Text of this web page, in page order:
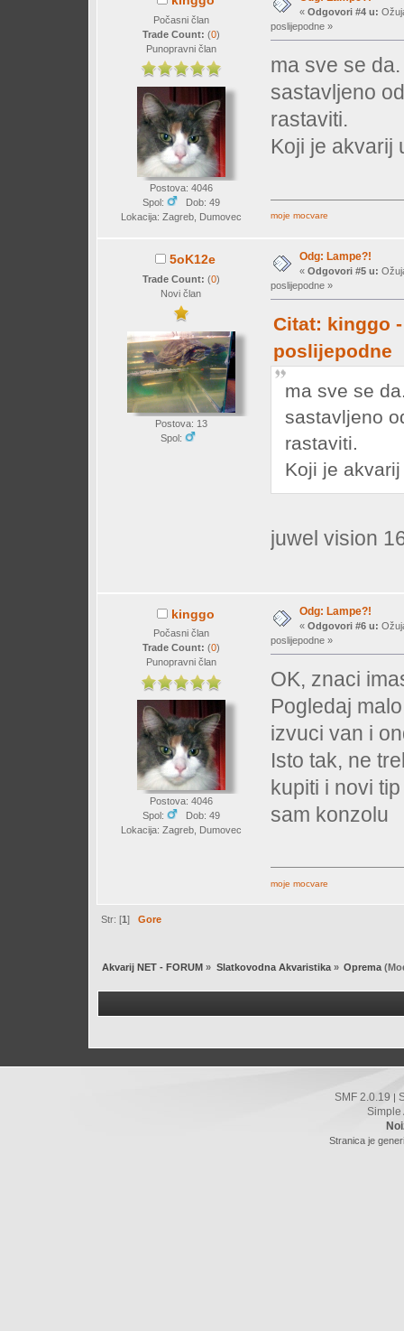
Počasni član
Trade Count: (0)
Punopravni član
Postova: 4046
Spol:
Dob: 49
Lokacija: Zagreb, Dumovec
« Odgovori #4 u:
poslijepodne »
ma sve se
sastavljeno
rastaviti.
Koji je akvarij
moje mocvare
5oK12e
Trade Count: (0)
Novi član
Postova: 13
Spol:
Odg: Lampe?!
« Odgovori #5 u:
poslijepodne »
Citat: kinggo
poslijepodne
ma sve se
sastavljeno
rastaviti.
Koji je
juwel vision
kinggo
Počasni član
Trade Count: (0)
Punopravni član
Postova: 4046
Spol:
Dob: 49
Lokacija: Zagreb, Dumovec
Odg: Lampe?!
« Odgovori #6 u:
poslijepodne »
OK, znaci
Pogledaj
izvuci van i
Isto tak, ne
kupiti i novi
sam konzolu
moje mocvare
Str: [1]Gore
Akvarij NET - FORUM » Slatkovodna Akvaristika» Oprema
SMF 2.0.19
Simple
Stranica je